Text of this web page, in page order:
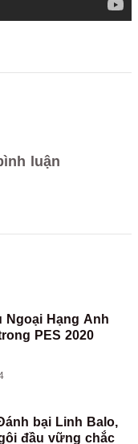
luận
Ngoại Hạng Anh
PES 2020
bại Linh Balo,
đầu vững chắc